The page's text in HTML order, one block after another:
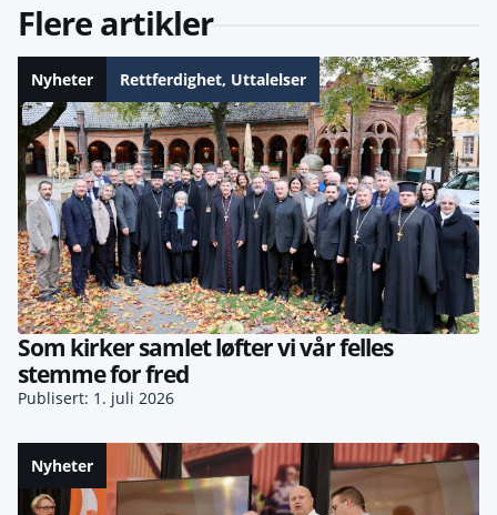
Flere artikler
Nyheter Rettferdighet, Uttalelser
Som kirker samlet løfter vi vår felles
stemme for fred
Publisert: 1. juli 2026
Nyheter